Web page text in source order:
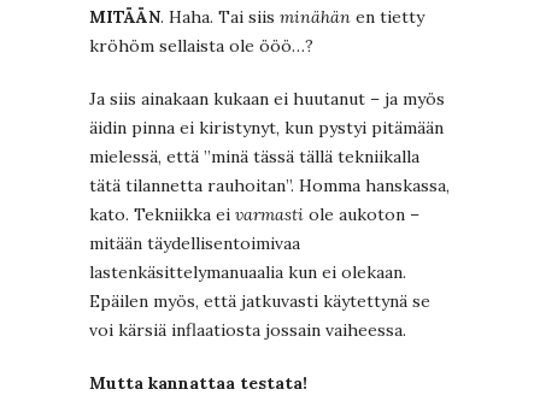
MITÄÄN. Haha. Tai siis minähän en tietty
kröhöm sellaista ole ööö…?
Ja siis ainakaan kukaan ei huutanut – ja myös
äidin pinna ei kiristynyt, kun pystyi pitämään
mielessä, että ”minä tässä tällä tekniikalla
tätä tilannetta rauhoitan”. Homma hanskassa,
kato. Tekniikka ei varmasti ole aukoton –
mitään täydellisentoimivaa
lastenkäsittelymanuaalia kun ei olekaan.
Epäilen myös, että jatkuvasti käytettynä se
voi kärsiä inflaatiosta jossain vaiheessa.
Mutta kannattaa testata!